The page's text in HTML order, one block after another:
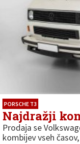
PORSCHE T3
Najdražji
Prodaja se
kombijev vseh